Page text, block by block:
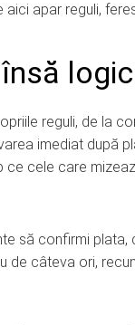
aici apar reguli,
reguli, de la
imediat după
cele care
să confirmi
de câteva ori,